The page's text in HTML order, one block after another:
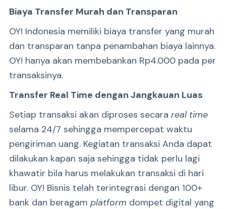
Biaya Transfer Murah dan Transparan
OY! Indonesia memiliki biaya transfer yang murah
dan transparan tanpa penambahan biaya lainnya.
OY! hanya akan membebankan Rp4.000 pada per
transaksinya.
Transfer Real Time dengan Jangkauan Luas
Setiap transaksi akan diproses secara real time
selama 24/7 sehingga mempercepat waktu
pengiriman uang. Kegiatan transaksi Anda dapat
dilakukan kapan saja sehingga tidak perlu lagi
khawatir bila harus melakukan transaksi di hari
libur. OY! Bisnis telah terintegrasi dengan 100+
bank dan beragam platform dompet digital yang